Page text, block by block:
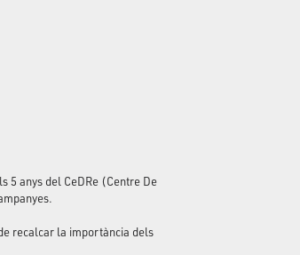
5 anys del CeDRe (Centre De
recalcar la importància dels